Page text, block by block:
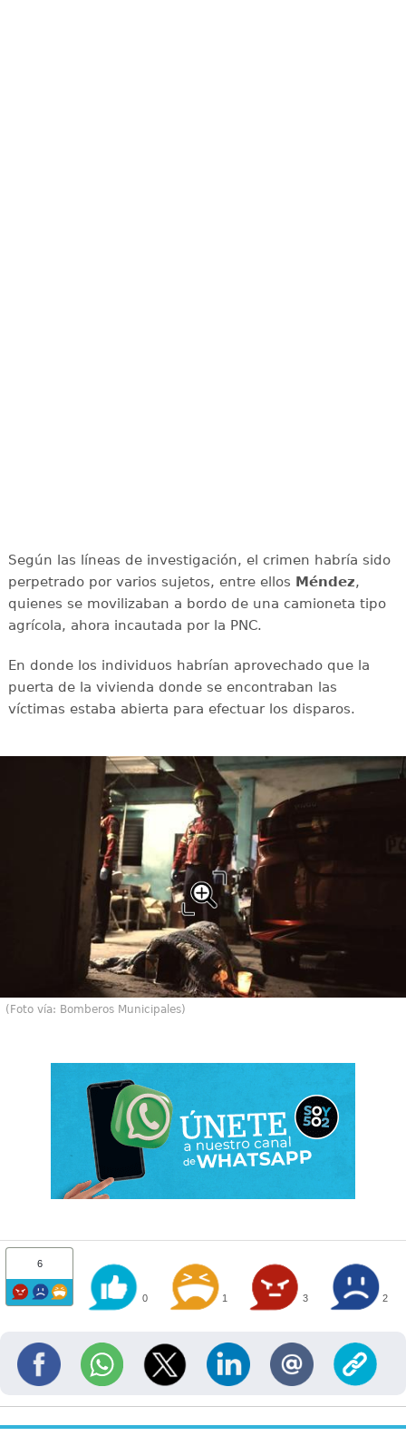
Según las líneas de investigación, el crimen habría sido
perpetrado por varios sujetos, entre ellos Méndez,
quienes se movilizaban a bordo de una camioneta tipo
agrícola, ahora incautada por la PNC.
En donde los individuos habrían aprovechado que la
puerta de la vivienda donde se encontraban las
víctimas estaba abierta para efectuar los disparos.
(Foto vía: Bomberos Municipales)
6
0 1 3 2